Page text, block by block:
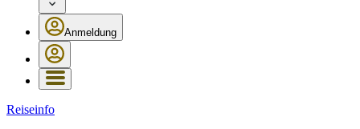
Anmeldung
Reiseinfo